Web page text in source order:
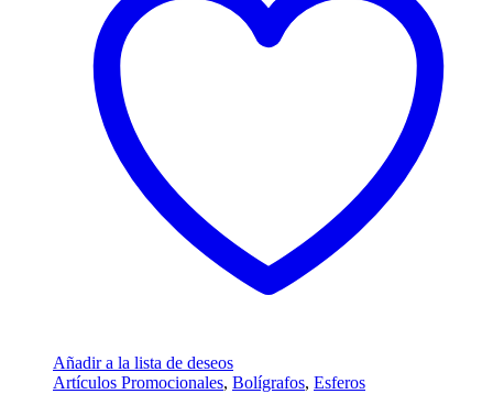
Añadir a la lista de deseos
Artículos Promocionales, Bolígrafos, Esferos